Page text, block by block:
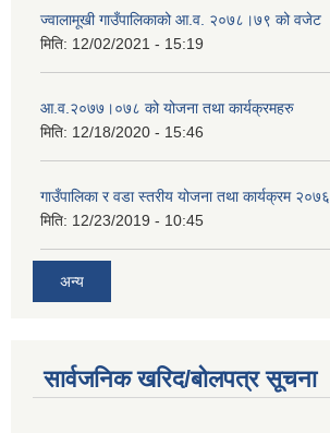
ज्वालामूखी गाउँपालिकाको आ.व. २०७८।७९ को वजेट
मिति: 12/02/2021 - 15:19
आ.व.२०७७।०७८ को योजना तथा कार्यक्रमहरु
मिति: 12/18/2020 - 15:46
गाउँपालिका र वडा स्तरीय योजना तथा कार्यक्रम २०७६
मिति: 12/23/2019 - 10:45
अन्य
सार्वजनिक खरिद/बोलपत्र सूचना